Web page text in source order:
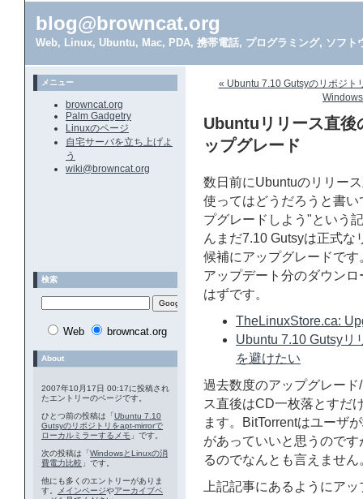
blog@browncat.org
Web, Linux, Ubuntu, Mac, PDA, 携帯電話, プログラミング, ソフト
« Ubuntu 7.10 Gutsyのリポジト
Ubuntuリリース直後
ップグレード
数日前にUbuntuのリリー
使ってはどうだろうと書
プグレードしよう"という
んまだ7.10 Gutsyは正式
候補にアップグレードで
アップデート分のダウン
はずです。
TheLinuxStore.ca:
Ubuntu 7.10 Gutsyリ
を避けたい
過去数度のアップグレー
ス直後はCD一枚落とすだ
ます。BitTorrentはユーザ
があっていいと思うので
るのでなんとも言えません
上記記事にあるようにア
メニュー
browncat.org
Palm Gadgetry
Linuxのページ
自宅サーバを立ち上げよ
う
wiki@browncat.org
検索
Web browncat.org
About
2007年10月17日 00:17に投稿され
たエントリーのページです。
ひとつ前の投稿は「Ubuntu 7.10
Gutsyのリポジトリをapt-mirrorで
ローカルミラーするメモ 」です。
次の投稿は「WindowsとLinuxの消
費電力比較 」です。
他にも多くのエントリーがありま
す。
メインページやアーカイブペ